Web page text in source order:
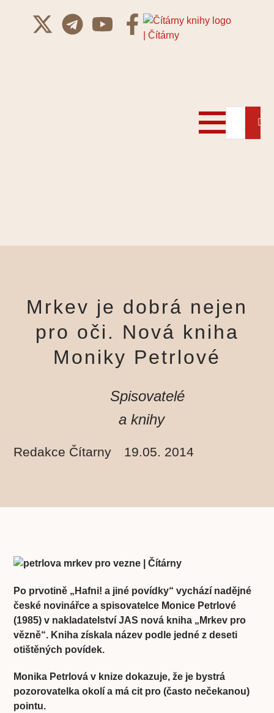
Mrkev je dobrá nejen
pro oči. Nová kniha
Moniky Petrlové
Spisovatelé
a knihy
Redakce Čítarny 19.05. 2014
Po prvotině „Hafni! a jiné povídky“ vychází nadějné
české novinářce a spisovatelce Monice Petrlové
(1985) v nakladatelství JAS nová kniha „Mrkev pro
vězně“. Kniha získala název podle jedné z deseti
otištěných povídek.
Monika Petrlová v knize dokazuje, že je bystrá
pozorovatelka okolí a má cit pro (často nečekanou)
pointu.